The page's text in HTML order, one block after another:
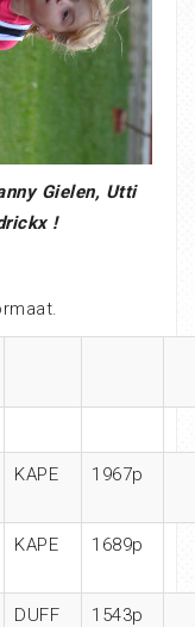
Gielen, Utti
!
KAPE 1967p
KAPE 1689p
DUFF 1543p